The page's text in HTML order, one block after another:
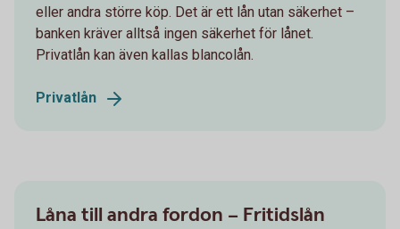
eller andra större köp. Det är ett lån utan säkerhet –
banken kräver alltså ingen säkerhet för lånet.
Privatlån kan även kallas blancolån.
Privatlån
Låna till andra fordon – Fritidslån